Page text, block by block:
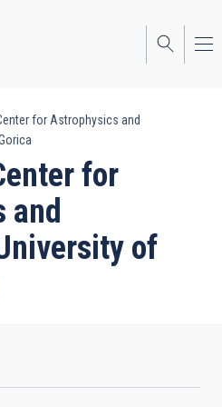
for Astrophysics and
for
and
of